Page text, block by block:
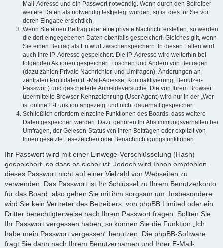
Mail-Adresse und ein Passwort notwendig. Wenn durch den Betreiber
weitere Daten als notwendig festgelegt wurden, so ist dies für Sie vor
deren Eingabe ersichtlich.
Wenn Sie einen Beitrag oder eine private Nachricht erstellen, so werden
die dort eingegebenen Daten ebenfalls gespeichert. Gleiches gilt, wenn
Sie einen Beitrag als Entwurf zwischenspeichern. In diesen Fällen wird
auch Ihre IP-Adresse gespeichert. Die IP-Adresse wird weiterhin bei
folgenden Aktionen gespeichert: Löschen und Ändern von Beiträgen
(dazu zählen Private Nachrichten und Umfragen), Änderungen an
zentralen Profildaten (E-Mail-Adresse, Kontoaktivierung, Benutzer-
Passwort) und gescheiterte Anmeldeversuche. Die von Ihrem Browser
übermittelte Browser-Kennzeichnung (User Agent) wird nur in der „Wer
ist online?“-Funktion angezeigt und nicht dauerhaft gespeichert.
Schließlich erfordern einzelne Funktionen des Boards, dass weitere
Daten gespeichert werden. Dazu gehören Ihr Abstimmungsverhalten bei
Umfragen, der Gelesen-Status von Ihren Beiträgen oder explizit von
Ihnen gesetzte Lesezeichen oder Benachrichtigungsfunktionen.
Ihr Passwort wird mit einer Einwege-Verschlüsselung (Hash)
gespeichert, so dass es sicher ist. Jedoch wird Ihnen empfohlen,
dieses Passwort nicht auf einer Vielzahl von Webseiten zu
verwenden. Das Passwort ist Ihr Schlüssel zu Ihrem Benutzerkonto
für das Board, also gehen Sie mit ihm sorgsam um. Insbesondere
wird Sie kein Vertreter des Betreibers, von phpBB Limited oder ein
Dritter berechtigterweise nach Ihrem Passwort fragen. Sollten Sie
Ihr Passwort vergessen haben, so können Sie die Funktion „Ich
habe mein Passwort vergessen“ benutzen. Die phpBB-Software
fragt Sie dann nach Ihrem Benutzernamen und Ihrer E-Mail-